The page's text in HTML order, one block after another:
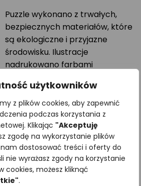
użytkowników
z plików cookies, aby zapewnić
podczas korzystania z
Klikając "Akceptuję
zgodę na wykorzystanie plików
dostosować treści i oferty do
nie wyrażasz zgody na korzystanie
cookies, możesz kliknąć
.
Puzzle wykonano z trwałych,
bezpiecznych materiałów, które
są ekologiczne i przyjazne
środowisku. Ilustracje
nadrukowano farbami
gwarantuje bezpieczeństwo
zabawy. Zestaw doskonale
sprawdzi się wedukacji
domowej, jak również jako
pomoc dydaktyczna w
przedszkolach leśnych,
szkołach leśnychi innych
placówkach edukacyjnych.